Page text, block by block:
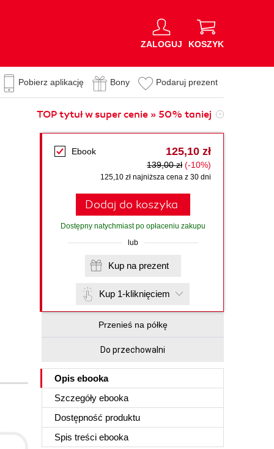
ZALOGUJ KOSZYK
Pobierz aplikację Bony Podaruj prezent
TOP tytuł w super cenie » 50% taniej
Ebook 125,10 zł
139,00 zł (-10%)
125,10 zł najniższa cena z 30 dni
Dodaj do koszyka
Dostępny natychmiast po opłaceniu zakupu
lub
Kup na prezent
Kup 1-kliknięciem
Przenieś na półkę
Do przechowalni
Opis ebooka
Szczegóły ebooka
Dostępność produktu
Spis treści ebooka